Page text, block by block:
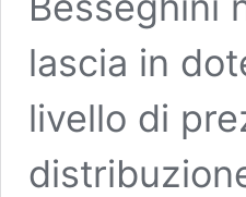
lascia in
livello di